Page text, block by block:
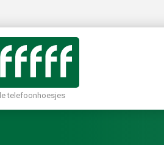
telefoonhoesjes